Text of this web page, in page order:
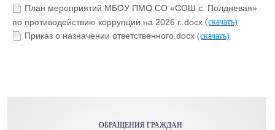
План мероприятий МБОУ ПМО СО «СОШ с. Полдневая»
по противодействию коррупции на 2026 г..docx (скачать)
Приказ о назначении ответственного.docx (скачать)
ОБРАЩЕНИЯ ГРАЖДАН